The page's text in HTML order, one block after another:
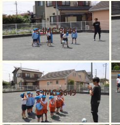
s-IMG 8626
s-IMG 8649